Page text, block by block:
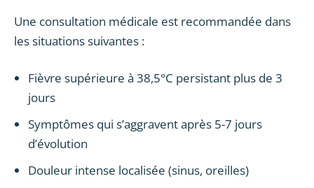
Une consultation médicale est recommandée dans
les situations suivantes :
Fièvre supérieure à 38,5°C persistant plus de 3
jours
Symptômes qui s’aggravent après 5-7 jours
d’évolution
Douleur intense localisée (sinus, oreilles)